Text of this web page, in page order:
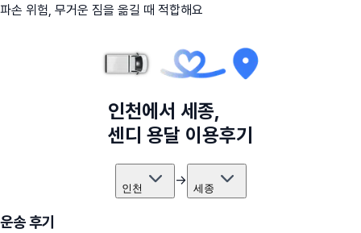
파손 위험, 무거운 짐을 옮길 때 적합해요
인천에서 세종,
센디 용달 이용후기
인천 → 세종
운송 후기